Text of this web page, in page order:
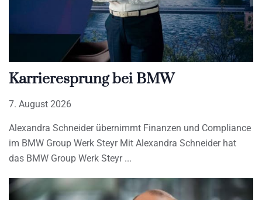
Karrieresprung bei BMW
7. August 2026
Alexandra Schneider übernimmt Finanzen und Compliance
im BMW Group Werk Steyr Mit Alexandra Schneider hat
das BMW Group Werk Steyr